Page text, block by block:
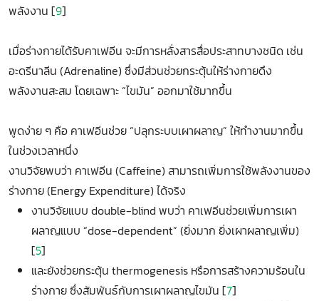
พลังงาน [9]
เมื่อร่างกายได้รับคาเฟอีน จะมีการหลั่งสารสื่อประสาทบางชนิด เช่น
อะดรีนาลีน (Adrenaline) ซึ่งมีส่วนช่วยกระตุ้นให้ร่างกายดึง
พลังงานสะสม โดยเฉพาะ “ไขมัน” ออกมาใช้มากขึ้น
พูดง่าย ๆ คือ คาเฟอีนช่วย “ปลุกระบบเผาผลาญ” ให้ทำงานมากขึ้น
ในช่วงเวลาหนึ่ง
งานวิจัยพบว่า คาเฟอีน (Caffeine) สามารถเพิ่มการใช้พลังงานของ
ร่างกาย (Energy Expenditure) ได้จริง
งานวิจัยแบบ double-blind พบว่า คาเฟอีนช่วยเพิ่มการเผา
ผลาญแบบ “dose-dependent” (ยิ่งมาก ยิ่งเผาผลาญเพิ่ม)
[5]
และยังช่วยกระตุ้น thermogenesis หรือการสร้างความร้อนใน
ร่างกาย ซึ่งสัมพันธ์กับการเผาผลาญไขมัน [7]